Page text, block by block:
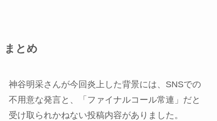
まとめ
神谷明采さんが今回炎上した背景には、SNSでの
不用意な発言と、「ファイナルコール常連」だと
受け取られかねない投稿内容がありました。